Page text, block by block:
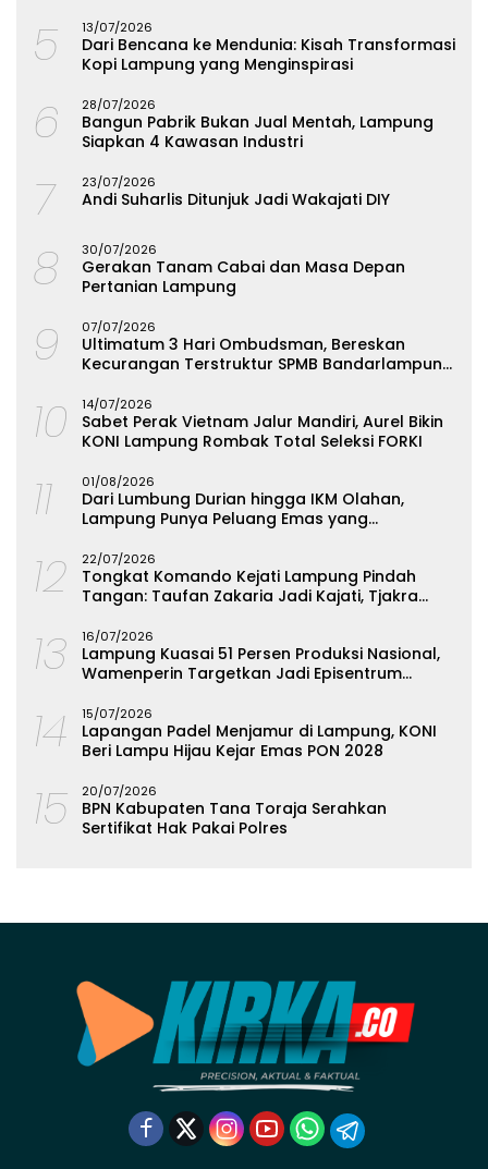
5 13/07/2026
Dari Bencana ke Mendunia: Kisah Transformasi
Kopi Lampung yang Menginspirasi
6 28/07/2026
Bangun Pabrik Bukan Jual Mentah, Lampung
Siapkan 4 Kawasan Industri
7 23/07/2026
Andi Suharlis Ditunjuk Jadi Wakajati DIY
8 30/07/2026
Gerakan Tanam Cabai dan Masa Depan
Pertanian Lampung
9 07/07/2026
Ultimatum 3 Hari Ombudsman, Bereskan
Kecurangan Terstruktur SPMB Bandarlampung
10 14/07/2026
Sabet Perak Vietnam Jalur Mandiri, Aurel Bikin
KONI Lampung Rombak Total Seleksi FORKI
11 01/08/2026
Dari Lumbung Durian hingga IKM Olahan,
Lampung Punya Peluang Emas yang
12 22/07/2026
Tongkat Komando Kejati Lampung Pindah
Tangan: Taufan Zakaria Jadi Kajati, Tjakra
13 16/07/2026
Lampung Kuasai 51 Persen Produksi Nasional,
Wamenperin Targetkan Jadi Episentrum
14 15/07/2026
Lapangan Padel Menjamur di Lampung, KONI
Beri Lampu Hijau Kejar Emas PON 2028
15 20/07/2026
BPN Kabupaten Tana Toraja Serahkan
Sertifikat Hak Pakai Polres